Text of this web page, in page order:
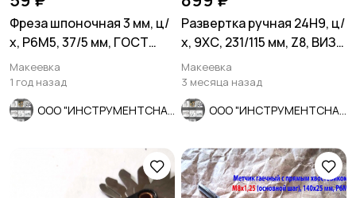
Фреза шпоночная 3 мм, ц/
х, Р6М5, 37/5 мм, ГОСТ
9140-78, СССР.
Макеевка
1 год назад
Развертка ручная 24Н9, ц/
х, 9ХС, 231/115 мм, Z8, ВИЗ,
СССР.
Макеевка
3 месяца назад